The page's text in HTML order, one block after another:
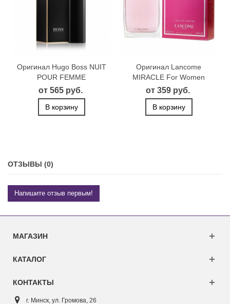
Оригинал Hugo Boss NUIT
POUR FEMME
от 565 руб.
В корзину
Оригинал Lancome
MIRACLE For Women
от 359 руб.
В корзину
ОТЗЫВЫ (0)
Напишите отзыв первым!
МАГАЗИН
КАТАЛОГ
КОНТАКТЫ
г. Минск, ул. Громова, 26